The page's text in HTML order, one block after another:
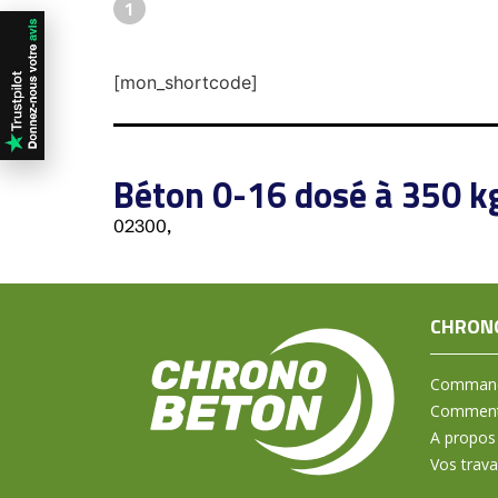
1
[mon_shortcode]
Béton 0-16 dosé à 350
02300,
A propos
Vos